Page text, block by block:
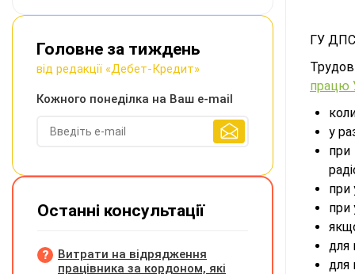
ГУ ДПС
працю
у
при
при
для
для
Головне за тиждень
від редакції «Дебет-Кредит»
Кожного понеділка на Ваш e-mail
Останні консультації
Витрати на відрядження
працівника за кордоном, які